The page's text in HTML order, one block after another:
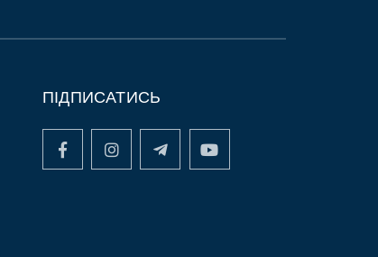
ПІДПИСАТИСЬ